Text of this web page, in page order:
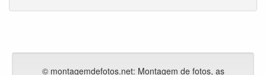
© montagemdefotos.net: Montagem de fotos, as